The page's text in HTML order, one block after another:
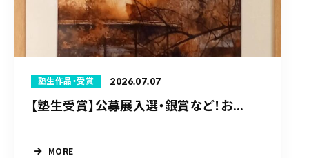
塾生作品・受賞 2026.07.07
【塾生受賞】公募展入選・銀賞など！お...
MORE